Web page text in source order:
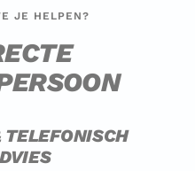
JE HELPEN?